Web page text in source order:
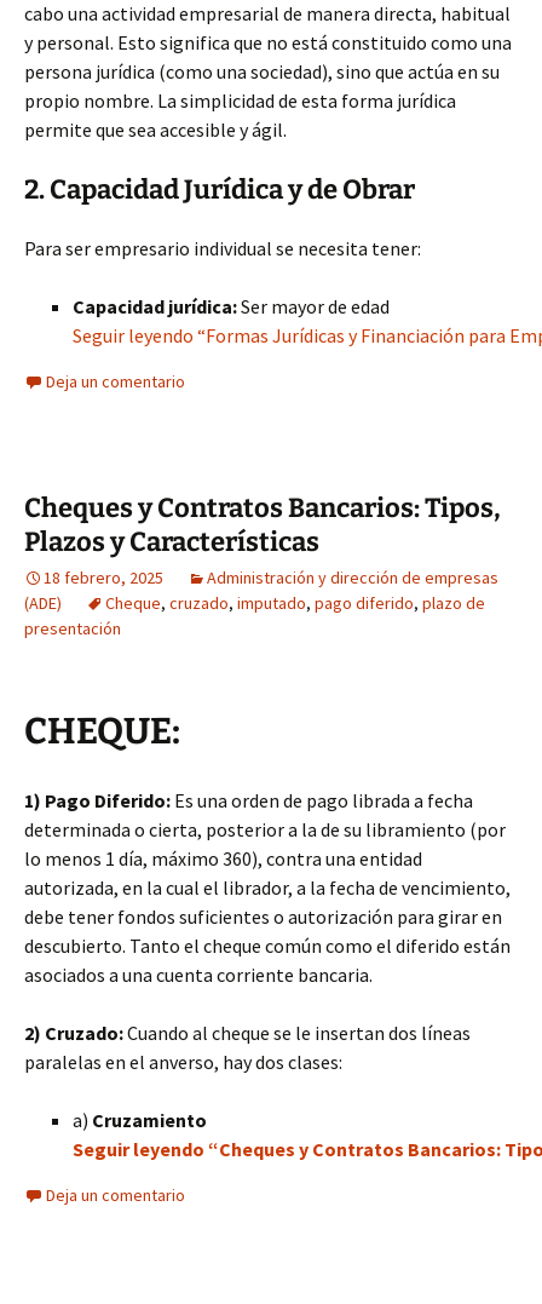
cabo una actividad empresarial de manera directa, habitual
y personal. Esto significa que no está constituido como una
persona jurídica (como una sociedad), sino que actúa en su
propio nombre. La simplicidad de esta forma jurídica
permite que sea accesible y ágil.
2. Capacidad Jurídica y de Obrar
Para ser empresario individual se necesita tener:
Capacidad jurídica:Ser mayor de edad
Seguir leyendo “Formas Jurídicas y Financiación para
Deja un comentario
Cheques y Contratos Bancarios: Tipos,
Plazos y Características
18 febrero, 2025
Administración y dirección de empresas
(ADE)
Cheque, cruzado, imputado, pago diferido, plazo de
presentación
CHEQUE:
1) Pago Diferido: Es una orden de pago librada a fecha
determinada o cierta, posterior a la de su libramiento (por
lo menos 1 día, máximo 360), contra una entidad
autorizada, en la cual el librador, a la fecha de vencimiento,
debe tener fondos suficientes o autorización para girar en
descubierto. Tanto el cheque común como el diferido están
asociados a una cuenta corriente bancaria.
2) Cruzado:Cuando al cheque se le insertan dos líneas
paralelas en el anverso, hay dos clases:
a) Cruzamiento
Seguir leyendo “Cheques y Contratos Bancarios:
Deja un comentario